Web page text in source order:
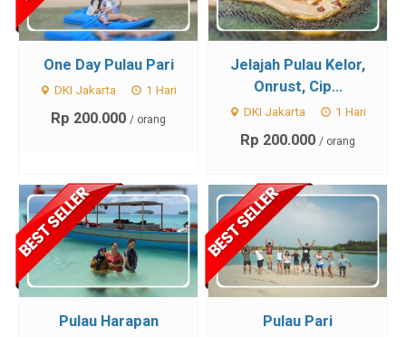
One Day Pulau Pari
DKI Jakarta 1 Hari
Rp 200.000 / orang
Jelajah Pulau Kelor,
Onrust, Cip...
DKI Jakarta 1 Hari
Rp 200.000 / orang
Pulau Harapan Pulau Pari